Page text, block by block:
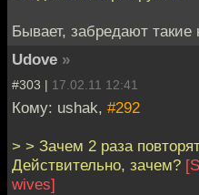
Бывает, забредают такие
Udove »
#303 | 17.02.11 12:41
Кому: ushak, #292
> > Зачем 2 раза
Действительно, зачем?
wives]